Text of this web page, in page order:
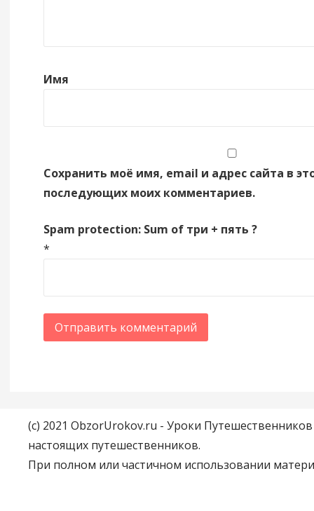
Имя
Сохранить моё имя, email и адрес сайта в
последующих моих комментариев.
Spam protection: Sum of три + пять ?
*
(c) 2021 ObzorUrokov.ru - Уроки
настоящих путешественников.
При полном или частичном использовании